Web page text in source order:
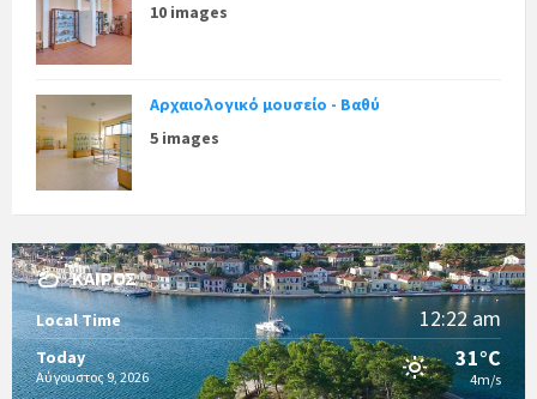
10 images
Αρχαιολογικό μουσείο - Βαθύ
5 images
ΚΑΙΡΌΣ
Local Time 12:22 am
Today
Αύγουστος 9, 2026
31°C
4m/s